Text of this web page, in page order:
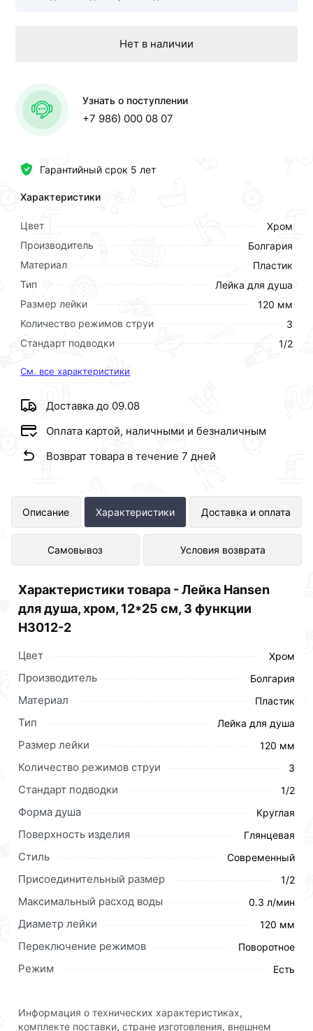
Гарантийный срок 5 лет
Характеристики
Цвет
Хром
Производитель
Болгария
Материал
Пластик
Тип
Лейка для душа
Размер лейки
120 мм
Количество режимов струи
3
Стандарт подводки
1/2
См. все характеристики
Доставка до 09.08
Оплата картой, наличными и безналичным
Возврат товара в течение 7 дней
Нет в наличии
Узнать о поступлении
+7 986) 000 08 07
Описание Характеристики Доставка и оплата
Самовывоз Условия возврата
Лейка Hansen для душа, хром, 12*25
см, 3 функции H3012-2 представлен
в интернет-магазине Сантехника по
Характеристики товара - Лейка Hansen
для душа, хром, 12*25 см, 3 функции
H3012-2
Цвет Хром
Производитель Болгария
Материал Пластик
Тип Лейка для душа
Размер лейки 120 мм
Количество режимов струи 3
Стандарт подводки 1/2
Форма душа Круглая
Поверхность изделия Глянцевая
Стиль Современный
Присоединительный размер 1/2
Максимальный расход воды 0.3 л/мин
Диаметр лейки 120 мм
Переключение режимов Поворотное
Режим Есть
Информация о технических характеристиках,
комплекте поставки, стране изготовления, внешнем